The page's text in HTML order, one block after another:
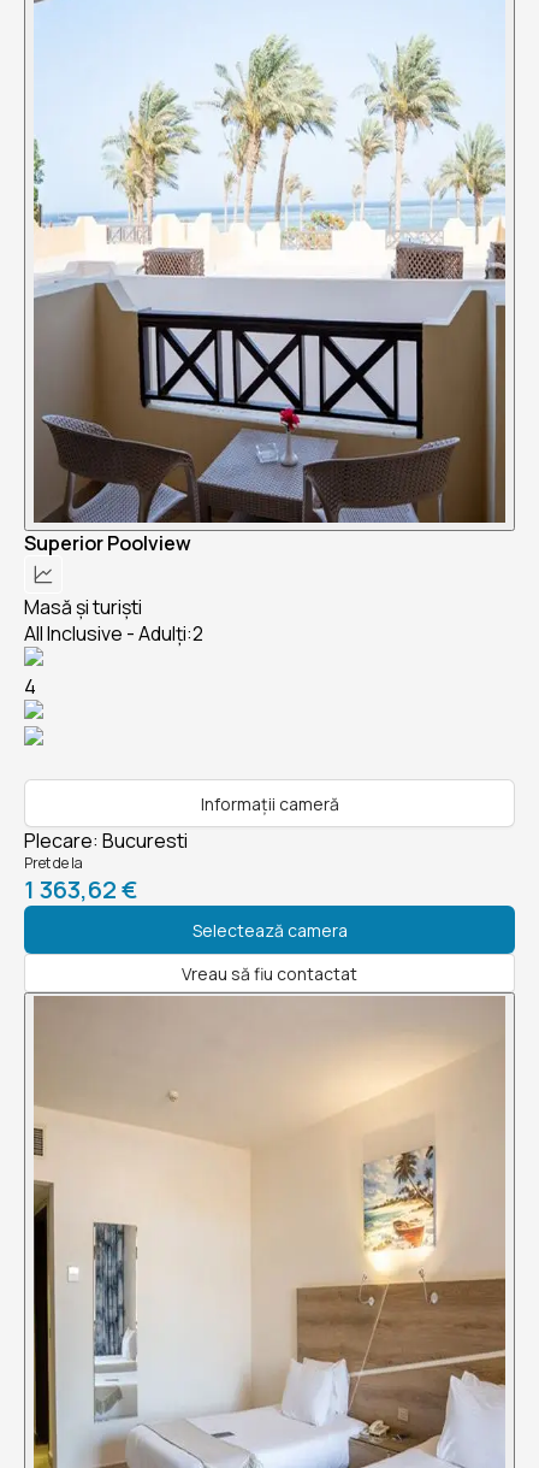
Superior Poolview
Masă și turiști
All Inclusive - Adulți:2
4
Informații cameră
Plecare: Bucuresti
Pret de la
1 363,62 €
Selectează camera
Vreau să fiu contactat